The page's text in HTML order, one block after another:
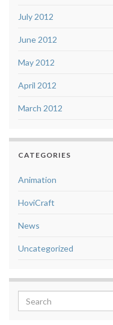
July 2012
June 2012
May 2012
April 2012
March 2012
CATEGORIES
Animation
HoviCraft
News
Uncategorized
Search for: